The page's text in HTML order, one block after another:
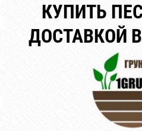
КУПИТЬ
ДОСТАВКОЙ